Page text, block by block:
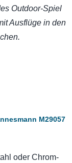
Outdoor-Spiel
Ausflüge in den
M29057
oder Chrom-